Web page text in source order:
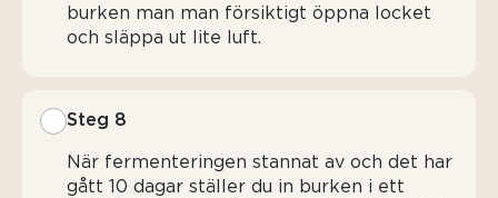
burken man man försiktigt öppna locket
och släppa ut lite luft.
Steg 8
När fermenteringen stannat av och det har
gått 10 dagar ställer du in burken i ett